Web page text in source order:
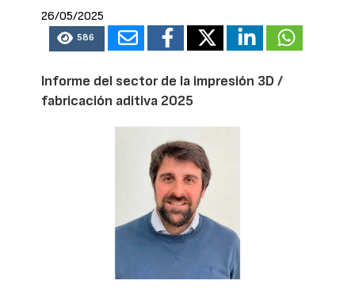
26/05/2025
586
Informe del sector de la impresión 3D /
fabricación aditiva 2025